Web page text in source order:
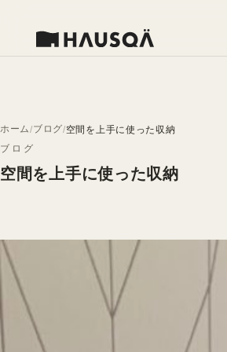
ホーム ブログ 空間を上手に使った収納
ブログ
空間を上手に使った収納